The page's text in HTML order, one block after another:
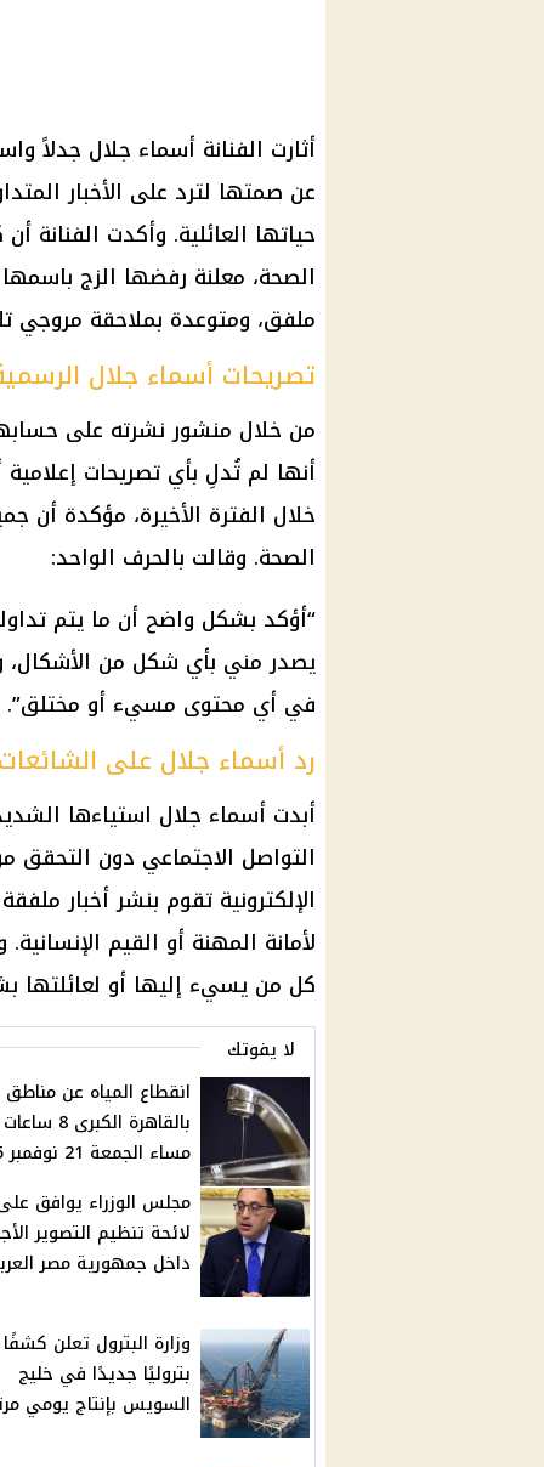
أثارت الفنانة أسماء جلال جدلاً
عن صمتها لترد على الأخبار
حياتها العائلية. وأكدت
الصحة، معلنة رفضها الزج
ملفق، ومتوعدة بملاحقة مروجي
تصريحات أسماء جلال
من خلال منشور نشرته على
أنها لم تُدلِ بأي تصريحات
خلال الفترة الأخيرة، مؤكدة أن
الصحة. وقالت بالحرف الواحد:
“أؤكد بشكل واضح أن ما يتم
يصدر مني بأي شكل من
في أي محتوى مسيء أو مختلق”.
رد أسماء جلال على
أبدت أسماء جلال استياءها
التواصل الاجتماعي دون
الإلكترونية تقوم بنشر أخبار
لأمانة المهنة أو القيم
كل من يسيء إليها أو لعائلتها
لا يفوتك
انقطاع المياه عن مناطق
بالقاهرة الكبرى 8 ساعات
مساء الجمعة 21 نوفمبر 2025
مجلس الوزراء يوافق
لائحة تنظيم التصوير
داخل جمهورية مصر
وزارة البترول تعلن كشفًا
بتروليًا جديدًا في خليج
السويس بإنتاج يومي